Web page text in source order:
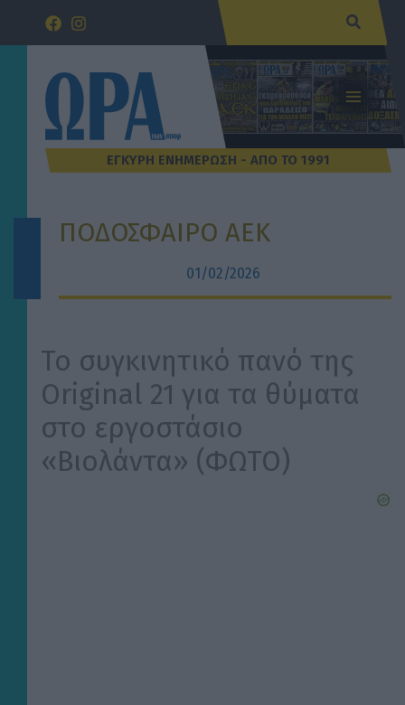
Μετάβαση
ΠΟΔΟΣΦΑΙΡΟ ΑΕΚ
01/02/2026
Το συγκινητικό πανό της
Original 21 για τα θύματα
στο εργοστάσιο
«Βιολάντα» (ΦΩΤΟ)